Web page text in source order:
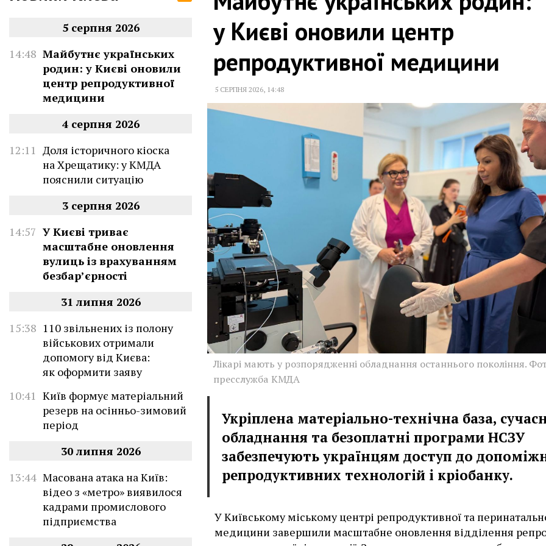
5 серпня 2026
14:48 Майбутнє українських
родин: у Києві оновили
центр репродуктивної
медицини
4 серпня 2026
12:11 Доля історичного кіоска
на Хрещатику: у КМДА
пояснили ситуацію
3 серпня 2026
14:57 У Києві триває
масштабне оновлення
вулиць із врахуванням
безбар’єрності
31 липня 2026
15:38 110 звільнених із полону
військових отримали
допомогу від Києва:
як оформити заяву
10:41 Київ формує матеріальний
резерв на осінньо-зимовий
період
30 липня 2026
13:44 Масована атака на Київ:
відео з «метро» виявилося
кадрами промислового
підприємства
у Києві оновили центр
репродуктивної медицини
5 СЕРПНЯ 2026, 14:48
Лікарі мають у розпорядженні обладнання останнього покоління.
пресслужба КМДА
Укріплена матеріально-технічна база,
обладнання та безоплатні програми НСЗУ
забезпечують українцям доступ до
репродуктивних технологій і кріобанку.
У Київському міському центрі репродуктивної та
медицини завершили масштабне оновлення відділення